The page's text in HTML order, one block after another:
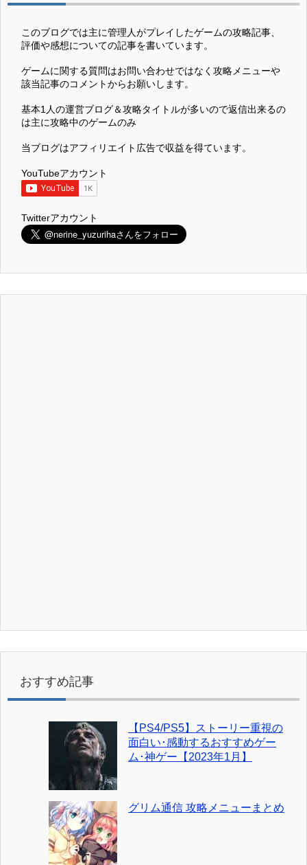
このブログでは主に管理人がプレイしたゲームの攻略記事、
評価や感想についての記事を書いています。
ゲームに関する質問はお問い合わせではなく攻略メニューや
該当記事のコメントからお願いします。
基本1人の運営ブログ＆攻略タイトルが多いので返信出来るの
は主に攻略中のゲームのみ
当ブログはアフィリエイト広告で収益を得ています。
YouTubeアカウント
Twitterアカウント
おすすめ記事
【PS4/PS5】ストーリー重視の
面白い･感動するおすすめゲー
ム･神ゲー【2023年1月】
グリム通信 攻略メニューまとめ